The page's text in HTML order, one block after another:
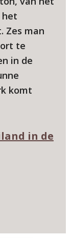
het
Zes man
te
in de
komt
in de